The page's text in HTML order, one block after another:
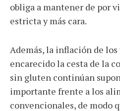
obliga a mantener de por
estricta y más cara.
Además, la inflación de
encarecido la cesta de la
sin gluten continúan
importante frente a los
convencionales, de modo